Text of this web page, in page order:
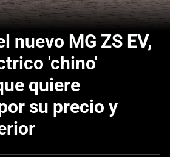
nuevo MG ZS EV,
'chino'
quiere
su precio y